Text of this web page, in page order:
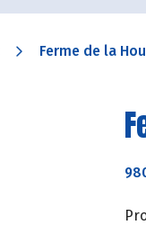
Ferme de la